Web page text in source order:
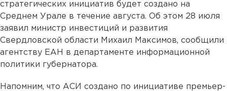
стратегических инициатив будет создано на
Среднем Урале в течение августа. Об этом 28 июля
заявил министр инвестиций и развития
Свердловской области Михаил Максимов, сообщили
агентству ЕАН в департаменте информационной
политики губернатора.
Напомним, что АСИ создано по инициативе премьер-